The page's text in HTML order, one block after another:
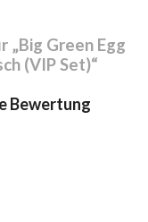
Green Egg
(VIP Set)“
Bewertung